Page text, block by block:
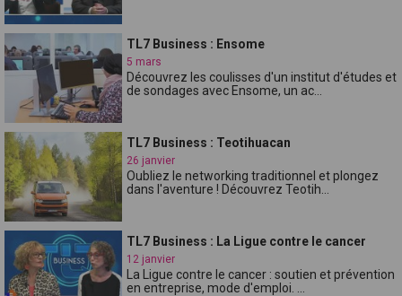
TL7 Business : Ensome
5 mars
Découvrez les coulisses d'un institut d'études et
de sondages avec Ensome, un ac...
TL7 Business : Teotihuacan
26 janvier
Oubliez le networking traditionnel et plongez
dans l'aventure ! Découvrez Teotih...
TL7 Business : La Ligue contre le cancer
12 janvier
La Ligue contre le cancer : soutien et prévention
en entreprise, mode d'emploi. ...